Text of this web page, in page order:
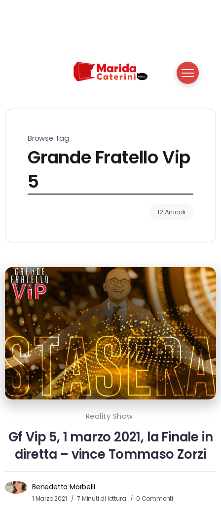
Browse Tag
Grande Fratello Vip
5
12 Articoli
Reality Show
Gf Vip 5, 1 marzo 2021, la Finale in
diretta – vince Tommaso Zorzi
Benedetta Morbelli
1 Marzo 2021 7 Minuti di lettura 0 Commenti